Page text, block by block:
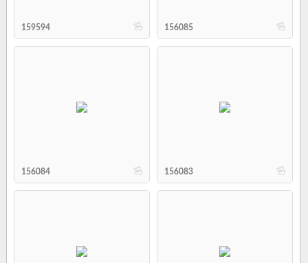
b
159594 b
156085
b
156084 b
156083